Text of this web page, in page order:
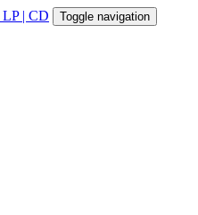
LP | CD Toggle navigation